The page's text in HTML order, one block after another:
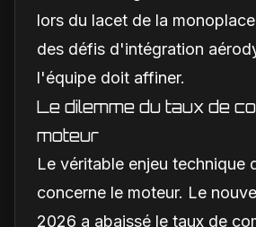
lors du lacet de la
des défis d'intégration
l'équipe doit affiner.
Le dilemme du taux de
moteur
Le véritable enjeu technique
concerne le moteur. Le
2026 a abaissé le taux de